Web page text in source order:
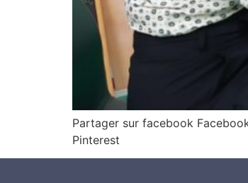
Partager sur facebook
Pinterest